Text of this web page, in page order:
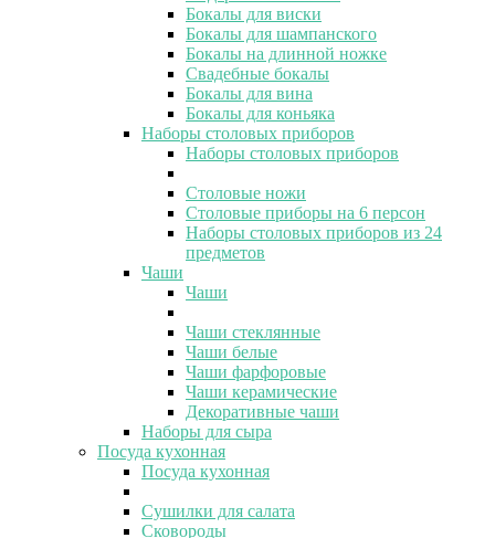
Бокалы для виски
Бокалы для шампанского
Бокалы на длинной ножке
Свадебные бокалы
Бокалы для вина
Бокалы для коньяка
Наборы столовых приборов
Наборы столовых приборов
Столовые ножи
Столовые приборы на 6 персон
Наборы столовых приборов из 24
предметов
Чаши
Чаши
Чаши стеклянные
Чаши белые
Чаши фарфоровые
Чаши керамические
Декоративные чаши
Наборы для сыра
Посуда кухонная
Посуда кухонная
Сушилки для салата
Сковороды